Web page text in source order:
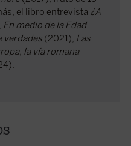
el libro entrevista ¿A
En medio de la Edad
verdades (2021), Las
la vía romana